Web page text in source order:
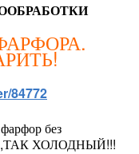
84772
без
ХОЛОДНЫЙ!!!